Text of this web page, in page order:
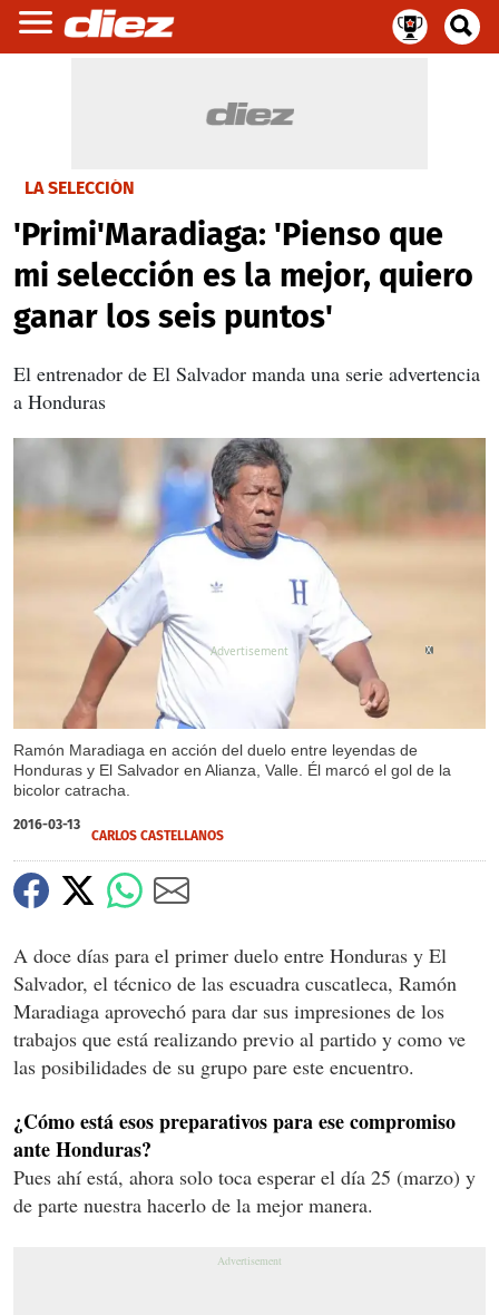
LA SELECCIÓN
'Primi'Maradiaga: 'Pienso que
mi selección es la mejor, quiero
ganar los seis puntos'
El entrenador de El Salvador manda una serie advertencia
a Honduras
Ramón Maradiaga en acción del duelo entre leyendas de
Honduras y El Salvador en Alianza, Valle. Él marcó el gol de la
bicolor catracha.
X
2016-03-13
CARLOS CASTELLANOS
A doce días para el primer duelo entre Honduras y El
Salvador, el técnico de las escuadra cuscatleca, Ramón
Maradiaga aprovechó para dar sus impresiones de los
trabajos que está realizando previo al partido y como ve
las posibilidades de su grupo pare este encuentro.
¿Cómo está esos preparativos para ese compromiso
ante Honduras?
Pues ahí está, ahora solo toca esperar el día 25 (marzo) y
de parte nuestra hacerlo de la mejor manera.